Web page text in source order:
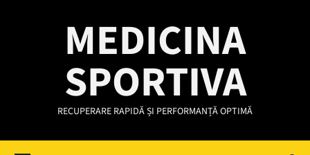
MEDICINA
SPORTIVA
RECUPERARE RAPIDĂ ȘI PERFORMANȚĂ OPTIMĂ